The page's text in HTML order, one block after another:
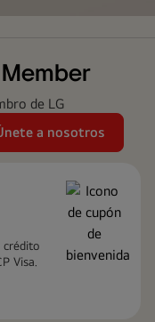
de LG
a nosotros
crédito
Visa.